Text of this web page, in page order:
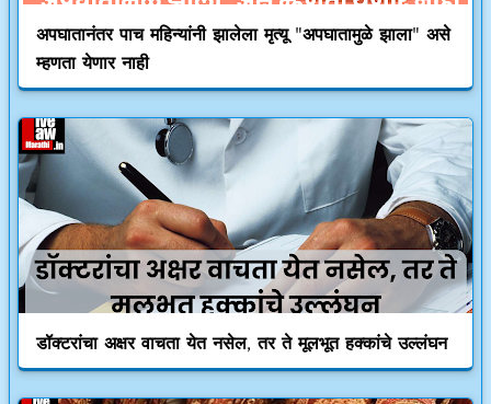
अपघातानंतर पाच महिन्यांनी झालेला मृत्यू "अपघातामुळे झाला" असे
म्हणता येणार नाही
डॉक्टरांचा अक्षर वाचता येत नसेल, तर ते मूलभूत हक्कांचे उल्लंघन